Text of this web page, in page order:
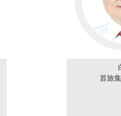
首旅